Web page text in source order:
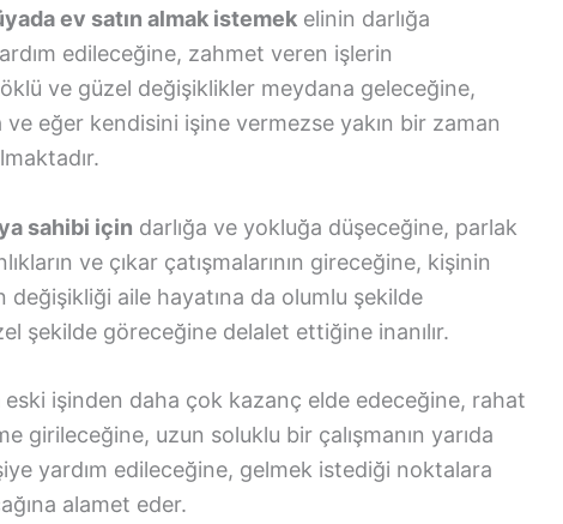
ev satın almak istemek elinin darlığa
edileceğine, zahmet veren işlerin
ve güzel değişiklikler meydana geleceğine,
eğer kendisini işine vermezse yakın bir zaman
sahibi için darlığa ve yokluğa düşeceğine, parlak
ve çıkar çatışmalarının gireceğine, kişinin
değişikliği aile hayatına da olumlu şekilde
şekilde göreceğine delalet ettiğine inanılır.
eski işinden daha çok kazanç elde edeceğine, rahat
girileceğine, uzun soluklu bir çalışmanın yarıda
yardım edileceğine, gelmek istediği noktalara
alamet eder.